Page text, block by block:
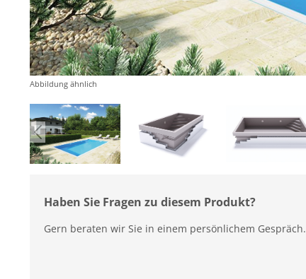
Abbildung ähnlich
Haben Sie Fragen zu diesem Produkt?
Gern beraten wir Sie in einem persönlichem Gespräch.